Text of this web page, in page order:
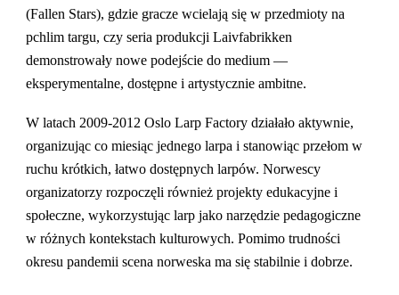
(Fallen Stars), gdzie gracze wcielają się w przedmioty na
pchlim targu, czy seria produkcji Laivfabrikken
demonstrowały nowe podejście do medium —
eksperymentalne, dostępne i artystycznie ambitne.
W latach 2009-2012 Oslo Larp Factory działało aktywnie,
organizując co miesiąc jednego larpa i stanowiąc przełom w
ruchu krótkich, łatwo dostępnych larpów. Norwescy
organizatorzy rozpoczęli również projekty edukacyjne i
społeczne, wykorzystując larp jako narzędzie pedagogiczne
w różnych kontekstach kulturowych. Pomimo trudności
okresu pandemii scena norweska ma się stabilnie i dobrze.